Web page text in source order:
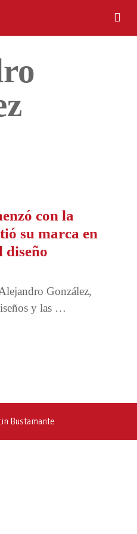
con la
su marca en
diseño
González,
y las …
Bustamante